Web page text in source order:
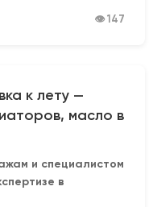
👁 147
к лету —
масло в
и специалистом
в